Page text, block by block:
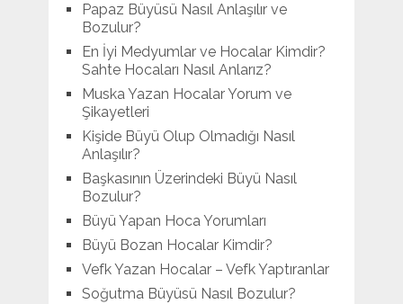
Papaz Büyüsü Nasıl Anlaşılır ve
Bozulur?
En İyi Medyumlar ve Hocalar Kimdir?
Sahte Hocaları Nasıl Anlarız?
Muska Yazan Hocalar Yorum ve
Şikayetleri
Kişide Büyü Olup Olmadığı Nasıl
Anlaşılır?
Başkasının Üzerindeki Büyü Nasıl
Bozulur?
Büyü Yapan Hoca Yorumları
Büyü Bozan Hocalar Kimdir?
Vefk Yazan Hocalar – Vefk Yaptıranlar
Soğutma Büyüsü Nasıl Bozulur?